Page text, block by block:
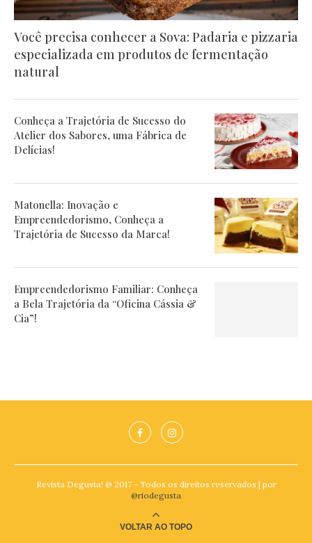
Você precisa conhecer a Sova: Padaria e pizzaria
especializada em produtos de fermentação
natural
Conheça a Trajetória de Sucesso do
Atelier dos Sabores, uma Fábrica de
Delícias!
Matonella: Inovação e
Empreendedorismo, Conheça a
Trajetória de Sucesso da Marca!
Empreendedorismo Familiar: Conheça
a Bela Trajetória da “Oficina Cássia &
Cia”!
Revista Degusta! @ 2017 - Todos os direitos reservados | por
@riodegusta
VOLTAR AO TOPO